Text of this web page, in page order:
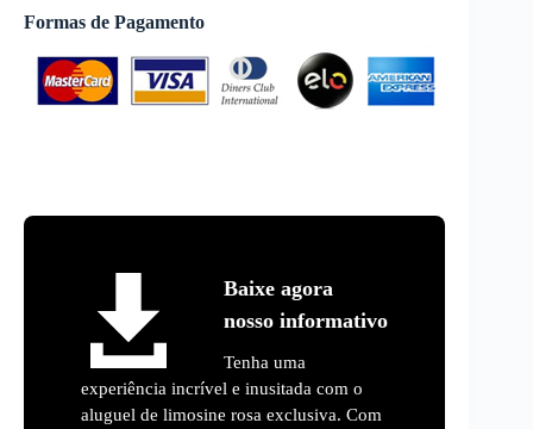
Formas de Pagamento
Baixe agora
nosso informativo
Tenha uma
experiência incrível e inusitada com o
aluguel de limosine rosa exclusiva. Com